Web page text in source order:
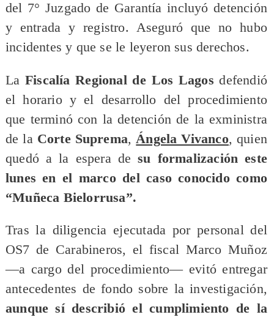
del 7° Juzgado de Garantía incluyó detención
y entrada y registro. Aseguró que no hubo
incidentes y que se le leyeron sus derechos.
La Fiscalía Regional de Los Lagos defendió
el horario y el desarrollo del procedimiento
que terminó con la detención de la exministra
de la Corte Suprema, Ángela Vivanco, quien
quedó a la espera desu formalización este
lunes en el marco del caso conocido como
“Muñeca Bielorrusa”.
Tras la diligencia ejecutada por personal del
OS7 de Carabineros, el fiscal Marco Muñoz
—a cargo del procedimiento— evitó entregar
antecedentes de fondo sobre la investigación,
aunque sí describió el cumplimiento de la